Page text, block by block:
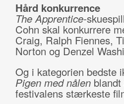
Hård konkurrence
The Apprentice-
Cohn skal konkurrere
Craig, Ralph Fiennes,
Norton og Denzel
Og i kategorien bedste
Pigen med nålen
festivalens stærkeste